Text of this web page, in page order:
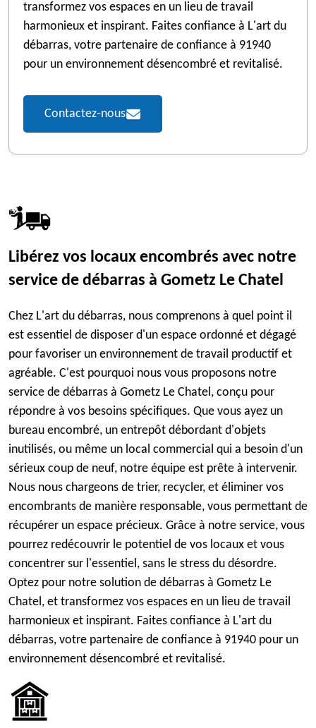
transformez vos espaces en un lieu de travail
harmonieux et inspirant. Faites confiance à L'art du
débarras, votre partenaire de confiance à 91940
pour un environnement désencombré et revitalisé.
Contactez-nous
Libérez vos locaux encombrés avec notre
service de débarras à Gometz Le Chatel
Chez L'art du débarras, nous comprenons à quel point il
est essentiel de disposer d'un espace ordonné et dégagé
pour favoriser un environnement de travail productif et
agréable. C'est pourquoi nous vous proposons notre
service de débarras à Gometz Le Chatel, conçu pour
répondre à vos besoins spécifiques. Que vous ayez un
bureau encombré, un entrepôt débordant d'objets
inutilisés, ou même un local commercial qui a besoin d'un
sérieux coup de neuf, notre équipe est prête à intervenir.
Nous nous chargeons de trier, recycler, et éliminer vos
encombrants de manière responsable, vous permettant de
récupérer un espace précieux. Grâce à notre service, vous
pourrez redécouvrir le potentiel de vos locaux et vous
concentrer sur l'essentiel, sans le stress du désordre.
Optez pour notre solution de débarras à Gometz Le
Chatel, et transformez vos espaces en un lieu de travail
harmonieux et inspirant. Faites confiance à L'art du
débarras, votre partenaire de confiance à 91940 pour un
environnement désencombré et revitalisé.